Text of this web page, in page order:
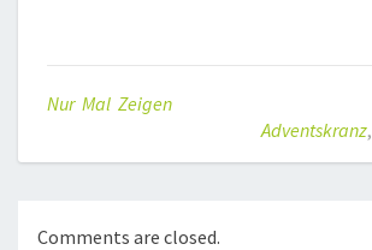
Nur Mal Zeigen
Adventskranz,
Comments are closed.